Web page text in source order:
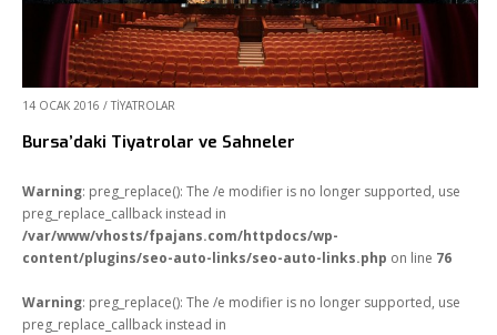
14 OCAK 2016 /TIYATROLAR
Bursa’daki Tiyatrolar ve Sahneler
Warning: preg_replace(): The /e modifier is no longer supported, use
preg_replace_callback instead in
/var/www/vhosts/fpajans.com/httpdocs/wp-
content/plugins/seo-auto-links/seo-auto-links.php on line 76
Warning: preg_replace(): The /e modifier is no longer supported, use
preg_replace_callback instead in